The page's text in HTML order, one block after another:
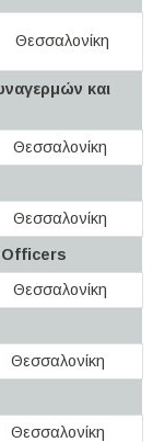
Θεσσαλονίκη
και
Θεσσαλονίκη
Θεσσαλονίκη
Θεσσαλονίκη
Θεσσαλονίκη
Θεσσαλονίκη